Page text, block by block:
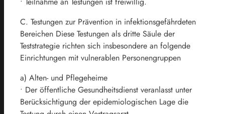
C. Testungen zur Prävention in infektionsgefährdeten
Bereichen Diese Testungen als dritte Säule der
Teststrategie richten sich insbesondere an folgende
Einrichtungen mit vulnerablen Personengruppen
a) Alten- und Pflegeheime
• Der öffentliche Gesundheitsdienst veranlasst unter
Berücksichtigung der epidemiologischen Lage die